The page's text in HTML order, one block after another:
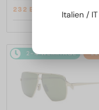
232 EUR
2-4 WERKTAGE -
Italien / IT